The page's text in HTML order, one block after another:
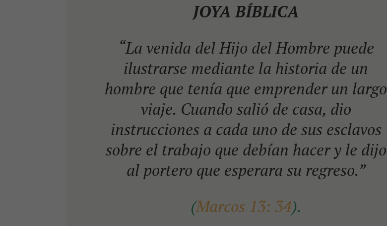
JOYA BÍBLICA
“La venida del Hijo del Hombre puede
ilustrarse mediante la historia de un
hombre que tenía que emprender un largo
viaje. Cuando salió de casa, dio
instrucciones a cada uno de sus esclavos
sobre el trabajo que debían hacer y le dijo
al portero que esperara su regreso.”
(Marcos 13: 34).